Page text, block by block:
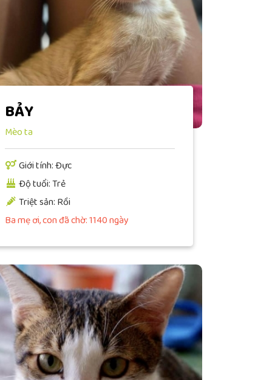
BẢY
Mèo ta
Giới tính: Đực
Độ tuổi: Trẻ
Triệt sản: Rồi
Ba mẹ ơi, con đã chờ: 1140 ngày